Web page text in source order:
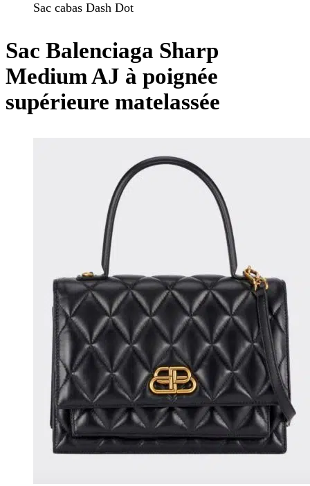
Sac cabas Dash Dot
Sac Balenciaga Sharp
Medium AJ à poignée
supérieure matelassée